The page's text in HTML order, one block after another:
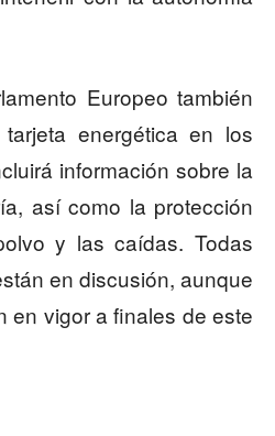
Europeo también
energética en los
información sobre la
así como la protección
y las caídas. Todas
en discusión, aunque
en vigor a finales de este